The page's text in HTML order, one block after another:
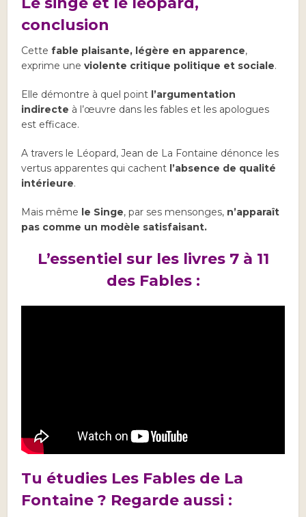
conclusion
Cettefable plaisante, légère en apparence,
exprime une violente critique politique et sociale.
Elle démontre à quel point l’argumentation
indirecte à l’œuvre dans les fables et les apologues
est efficace.
A travers le Léopard, Jean de La Fontaine dénonce les
vertus apparentes qui cachent l’absence de qualité
intérieure.
Mais même le Singe, par ses mensonges, n’apparaît
pas comme un modèle satisfaisant.
L’essentiel sur les livres 7 à 11
des Fables :
Tu étudies Les Fables de La
Fontaine ? Regarde aussi :